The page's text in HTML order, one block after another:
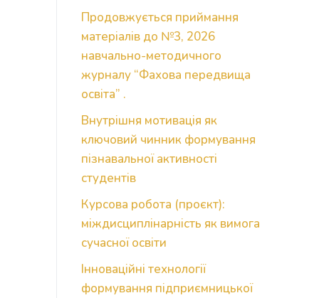
Продовжується приймання
матеріалів до №3, 2026
навчально-методичного
журналу “Фахова передвища
освіта” .
Внутрішня мотивація як
ключовий чинник формування
пізнавальної активності
студентів
Курсова робота (проєкт):
міждисциплінарність як вимога
сучасної освіти
Інноваційні технології
формування підприємницької